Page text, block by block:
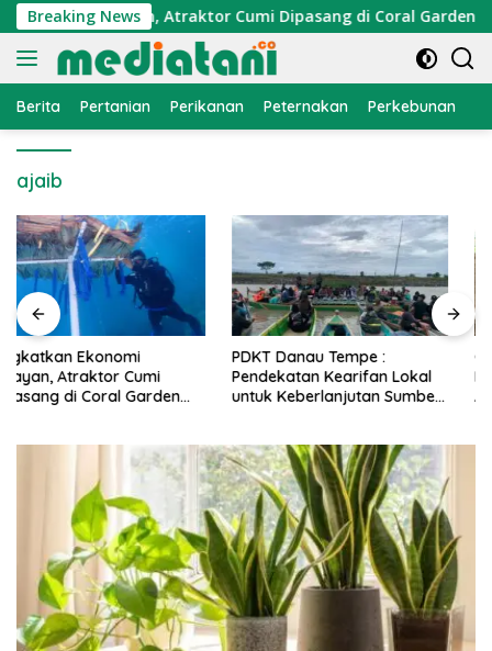
Langsung
ke
konten
Breaking News
Nelayan, Atraktor Cumi Dipasang di Coral Garden
Berita Pertanian Perikanan Peternakan Perkebunan
ajaib
PDKT Danau Tempe :
Pendekatan Kearifan Lokal
untuk Keberlanjutan Sumber
Cara Mengatasi Penyakit
PMK pada Sapi Perah Secara
Alami dan Medis